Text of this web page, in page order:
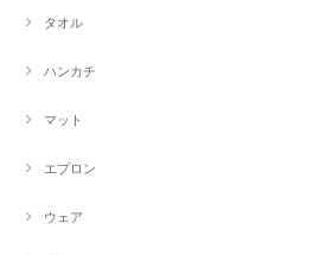
タオル
ハンカチ
マット
エプロン
ウェア